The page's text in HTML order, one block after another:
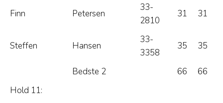
Finn Petersen
33-
2810
31 31
Steffen Hansen
33-
3358
35 35
Bedste 2 66
66
Hold 11: